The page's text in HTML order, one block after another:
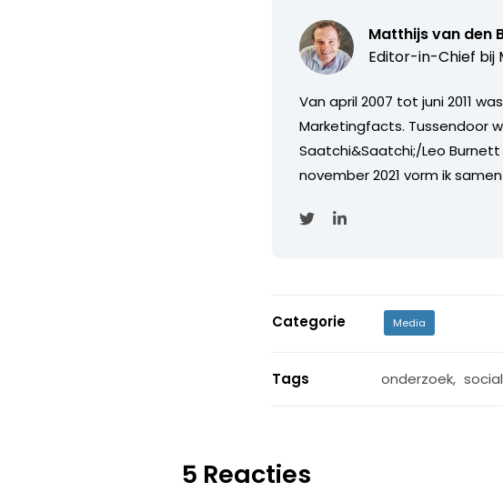
Matthijs van den
Editor-in-Chief bij
Van april 2007 tot juni 2011
Marketingfacts. Tussendoor
Saatchi&Saatchi;/Leo
november 2021 vorm ik
Categorie Media
Tags onderzoek,
5 Reacties